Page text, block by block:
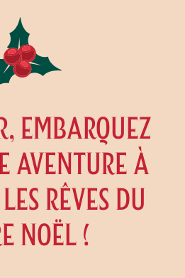
EMBARQUEZ
AVENTURE À
RÊVES DU
NOËL !